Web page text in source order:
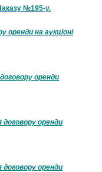
№195-у.
оренди на аукціоні
оренди
оренди
оренди